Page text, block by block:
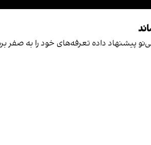
پیشنهاد داده تعرفه‌های خود را به